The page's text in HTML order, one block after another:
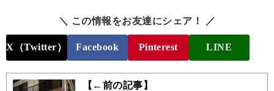
＼ この情報をお友達にシェア！ ／
X（Twitter） Facebook Pinterest LINE
【←前の記事】